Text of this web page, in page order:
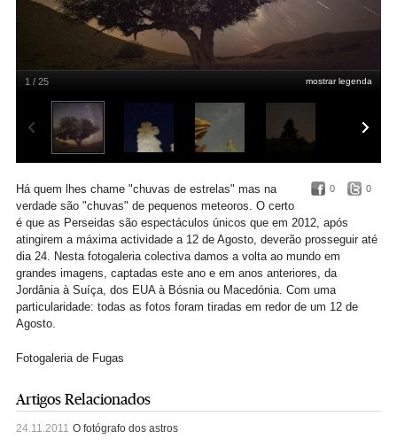
mostrar legenda
1 / 25
0 0
Há quem lhes chame "chuvas de estrelas" mas na
verdade são "chuvas" de pequenos meteoros. O certo
é que as Perseidas são espectáculos únicos que em 2012, após
atingirem a máxima actividade a 12 de Agosto, deverão prosseguir até
dia 24. Nesta fotogaleria colectiva damos a volta ao mundo em
grandes imagens, captadas este ano e em anos anteriores, da
Jordânia à Suíça, dos EUA à Bósnia ou Macedónia. Com uma
particularidade: todas as fotos foram tiradas em redor de um 12 de
Agosto.
Fotogaleria de Fugas
Artigos Relacionados
24.11.2011 O fotógrafo dos astros